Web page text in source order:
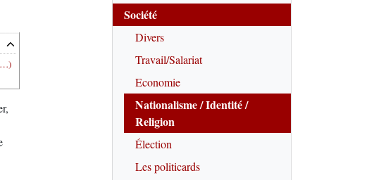
Société
Divers
Travail/Salariat
Economie
Nationalisme / Identité /
Religion
Élection
Les politicards